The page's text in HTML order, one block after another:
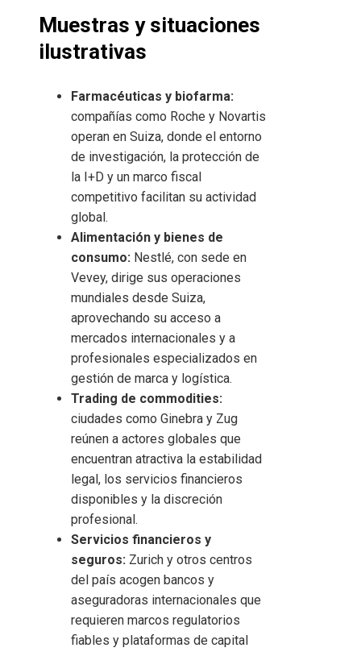
Muestras y situaciones
ilustrativas
Farmacéuticas y biofarma:
compañías como Roche y Novartis
operan en Suiza, donde el entorno
de investigación, la protección de
la I+D y un marco fiscal
competitivo facilitan su actividad
global.
Alimentación y bienes de
consumo: Nestlé, con sede en
Vevey, dirige sus operaciones
mundiales desde Suiza,
aprovechando su acceso a
mercados internacionales y a
profesionales especializados en
gestión de marca y logística.
Trading de commodities:
ciudades como Ginebra y Zug
reúnen a actores globales que
encuentran atractiva la estabilidad
legal, los servicios financieros
disponibles y la discreción
profesional.
Servicios financieros y
seguros: Zurich y otros centros
del país acogen bancos y
aseguradoras internacionales que
requieren marcos regulatorios
fiables y plataformas de capital